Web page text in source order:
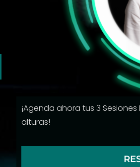
¡Agenda ahora tus 3
alturas!